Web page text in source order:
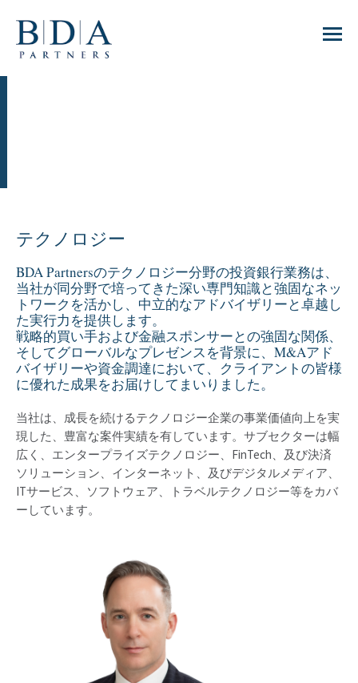
テクノロジー
BDA Partnersのテクノロジー分野の投資銀行業務は、
当社が同分野で培ってきた深い専門知識と強固なネッ
トワークを活かし、中立的なアドバイザリーと卓越し
た実行力を提供します。
戦略的買い手および金融スポンサーとの強固な関係、
そしてグローバルなプレゼンスを背景に、M&Aアド
バイザリーや資金調達において、クライアントの皆様
に優れた成果をお届けしてまいりました。
当社は、成長を続けるテクノロジー企業の事業価値向上を実
現した、豊富な案件実績を有しています。サブセクターは幅
広く、エンタープライズテクノロジー、FinTech、及び決済
ソリューション、インターネット、及びデジタルメディア、
ITサービス、ソフトウェア、トラベルテクノロジー等をカバ
ーしています。